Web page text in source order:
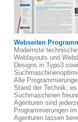
Webseiten
Modernste
Weblayouts und
Designs in Typo3
Alle
Stand der Technik,
Suchmaschinen
Agenturen sind
Programmierungen
Agenturen lassen